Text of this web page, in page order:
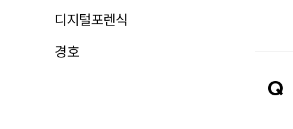
디지털포렌식
경호
Q